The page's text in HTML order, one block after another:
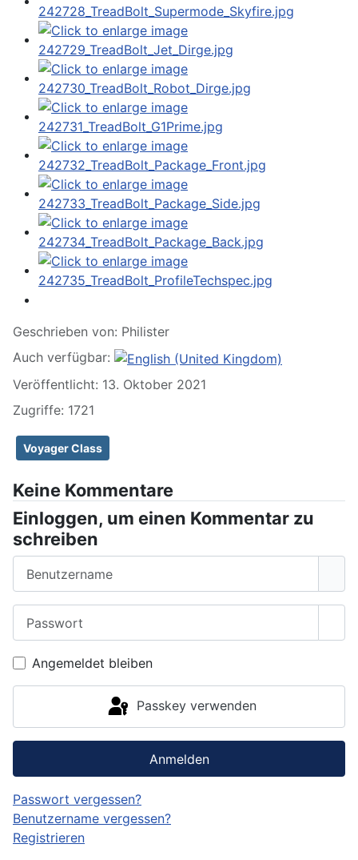
Geschrieben von: Philister
Auch verfügbar:
Veröffentlicht: 13. Oktober 2021
Zugriffe: 1721
Voyager Class
Keine Kommentare
Einloggen, um einen Kommentar zu
schreiben
Angemeldet bleiben
Passkey verwenden
Anmelden
Passwort vergessen?
Benutzername vergessen?
Registrieren